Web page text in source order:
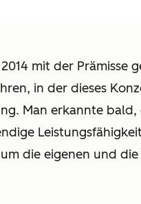
mit der Prämisse
in der dieses
Man erkannte bald,
die eigenen und